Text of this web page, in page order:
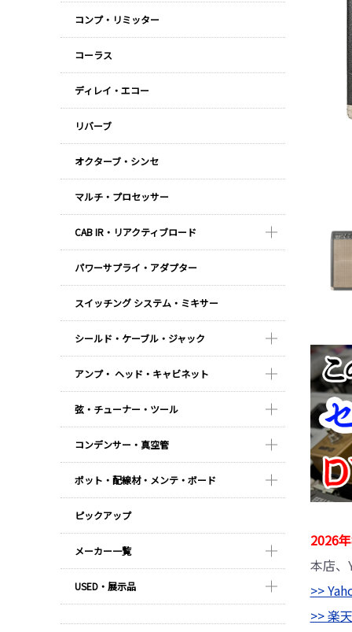
コンプ・リミッター
コーラス
ディレイ・エコー
リバーブ
オクターブ・シンセ
マルチ・プロセッサー
CAB IR・リアクティブロード
パワーサプライ・アダプター
スイッチング システム・ミキサー
シールド・ケーブル・ジャック
アンプ・ ヘッド・キャビネット
弦・チューナー・ツール
コンデンサー・真空管
ポット・配線材・メンテ・ボード
ピックアップ
メーカー一覧
USED・展示品
2026
本店、
>>
>> 楽